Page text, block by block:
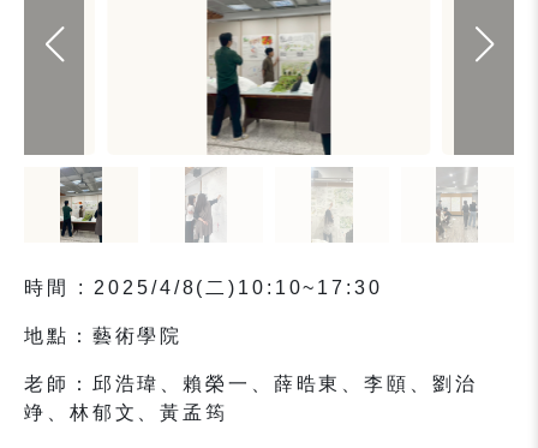
時間 : 2025/4/8(二)10:10~17:30
地點：藝術學院
老師：邱浩瑋、賴榮⼀、薛晧東、李頤、劉治
竫、林郁⽂、⿈孟筠